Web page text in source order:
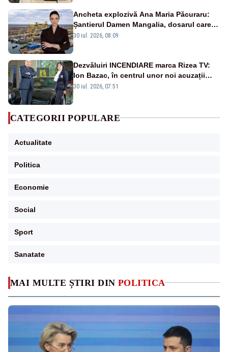
MAI MULTE ȘTIRI DIN POLITICA
Ancheta explozivă Ana Maria Păcuraru:
Șantierul Damen Mangalia, dosarul care
scufundă apărarea României
30 iul. 2026, 08:09
Dezvăluiri INCENDIARE marca Rizea TV:
Ion Bazac, în centrul unor noi acuzații
publice
30 iul. 2026, 07:51
CATEGORII POPULARE
Actualitate
Politica
Economie
Social
Sport
Sanatate